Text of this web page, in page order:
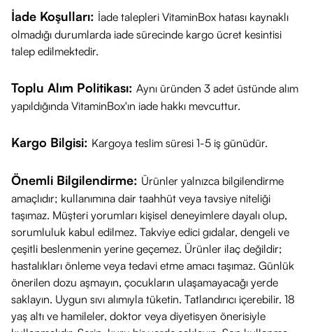
IFOS 5 Yıldız:
Saflık, tazelik ve ağır metal testlerinden tam
not almıştır.
Kapsül Kaynağı:Balık jelatini kullanılarak üretilmiştir (Helal
Nasıl Kullanılır?
Önerilen Doz:11 yaş ve üzeri yetişkinler için günde
Uygulama:Tok karnına, bir miktar su ile yutulmalıdır.
İçeriği
Ağır metallerden uzak, küçük cins balıkların gövde yağları
kullanılarak üretilmiştir.
Besin Değerleri (1 Kapsül İçin):
Balık Yağı: 1200 mg
Toplam Omega 3:780 mg
EPA:384 mg
DHA:252 mg
İade Koşulları: İade talepleri VitaminBox hatası kaynaklı
olmadığı durumlarda iade sürecinde kargo ücret kesintisi
talep edilmektedir.
Toplu Alım Politikası: Aynı üründen 3 adet üstünde alım
yapıldığında VitaminBox'ın iade hakkı mevcuttur.
Kargo Bilgisi: Kargoya teslim süresi 1-5 iş günüdür.
Önemli Bilgilendirme: Ürünler yalnızca bilgilendirme
amaçlıdır; kullanımına dair taahhüt veya tavsiye niteliği
taşımaz. Müşteri yorumları kişisel deneyimlere dayalı olup,
sorumluluk kabul edilmez. Takviye edici gıdalar, dengeli ve
çeşitli beslenmenin yerine geçemez. Ürünler ilaç değildir;
hastalıkları önleme veya tedavi etme amacı taşımaz. Günlük
önerilen dozu aşmayın, çocukların ulaşamayacağı yerde
saklayın. Uygun sıvı alımıyla tüketin. Tatlandırıcı içerebilir. 18
yaş altı ve hamileler, doktor veya diyetisyen önerisiyle